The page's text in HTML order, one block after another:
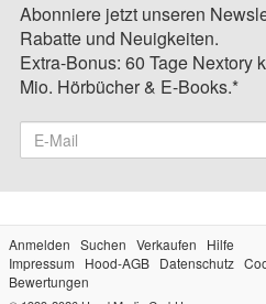
Abonniere jetzt unseren
Rabatte und Neuigkeiten.
Extra-Bonus: 60 Tage Nextory
Mio. Hörbücher & E-Books.*
Anmelden Suchen Verkaufen
Hilfe
Impressum
Hood-AGB Datenschutz
Bewertungen